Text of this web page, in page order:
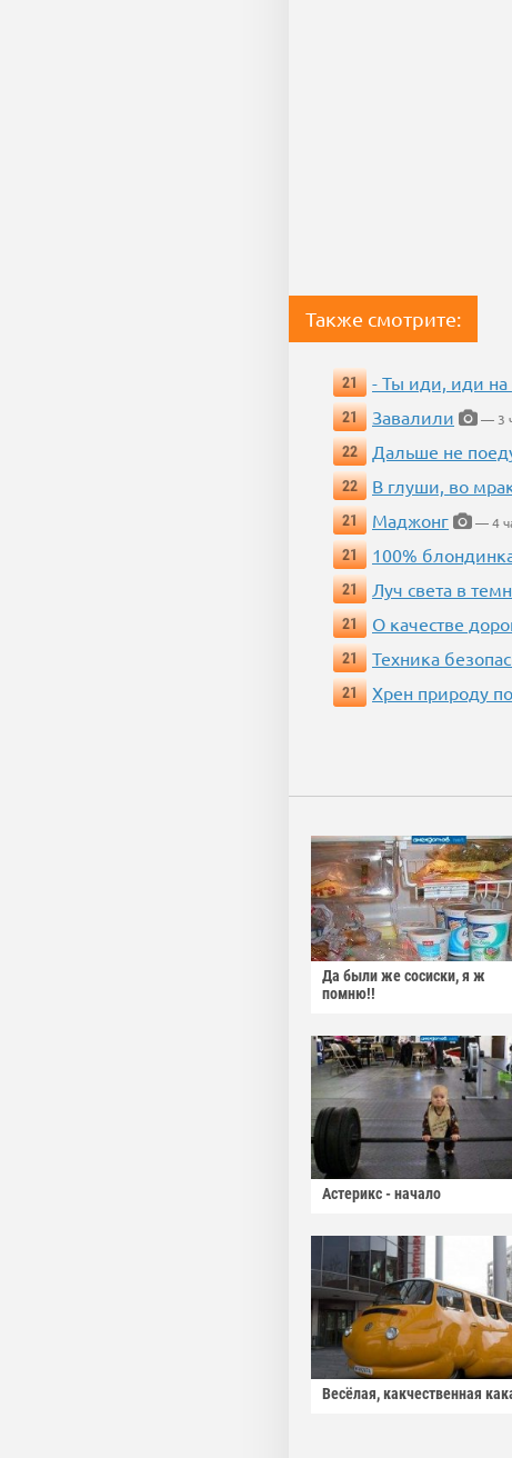
Также смотрите:
21 - Ты иди, иди на
21
Завалили
— 3
22
Дальше не
22
В глуши, во
21
Маджонг
— 4
21
100%
21
Луч света в
21
О качестве
21
Техника
21
Хрен природу
Да были же сосиски, я ж
помню!!
Астерикс - начало
Весёлая, какчественная